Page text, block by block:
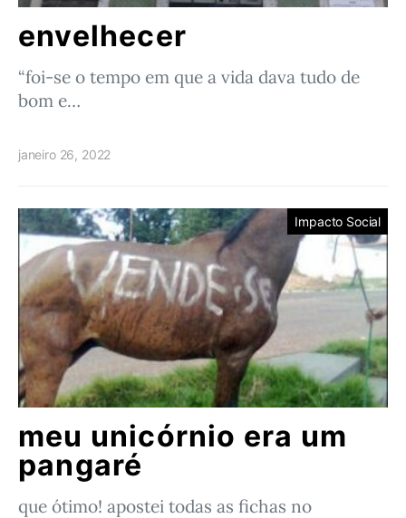
envelhecer
“foi-se o tempo em que a vida dava tudo de
bom e…
janeiro 26, 2022
Impacto Social
meu unicórnio era um
pangaré
que ótimo! apostei todas as fichas no